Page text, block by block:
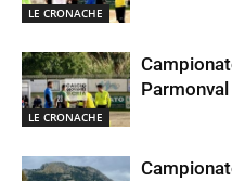
LE CRONACHE
LE CRONACHE